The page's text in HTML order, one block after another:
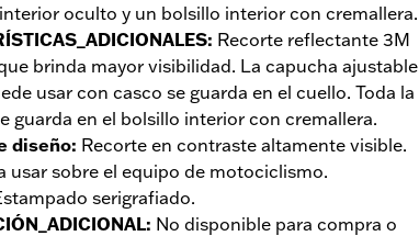
oculto y un bolsillo interior con cremallera.
: Recorte reflectante 3M
brinda mayor visibilidad. La capucha ajustable
usar con casco se guarda en el cuello. Toda la
guarda en el bolsillo interior con cremallera.
diseño: Recorte en contraste altamente visible.
usar sobre el equipo de motociclismo.
serigrafiado.
: No disponible para compra o